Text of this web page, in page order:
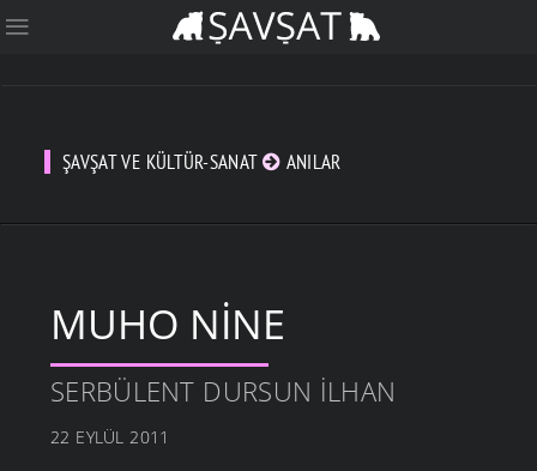
ŞAVŞAT VE KÜLTÜR-SANAT ANILAR
MUHO NINE
SERBÜLENT DURSUN İLHAN
22 EYLÜL 2011